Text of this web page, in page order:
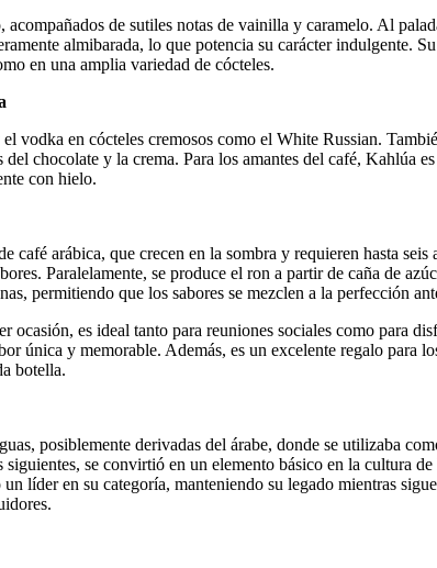
de sutiles notas de vainilla y caramelo. Al
almibarada, lo que potencia su carácter indulgente.
en una amplia variedad de cócteles.
vodka en cócteles cremosos como el White Russian.
chocolate y la crema. Para los amantes del café, Kahlúa
con hielo.
arábica, que crecen en la sombra y requieren hasta seis
Paralelamente, se produce el ron a partir de caña de
permitiendo que los sabores se mezclen a la perfección
ocasión, es ideal tanto para reuniones sociales como para
única y memorable. Además, es un excelente regalo para
botella.
posiblemente derivadas del árabe, donde se utilizaba
se convirtió en un elemento básico en la cultura de
un líder en su categoría, manteniendo su legado mientras